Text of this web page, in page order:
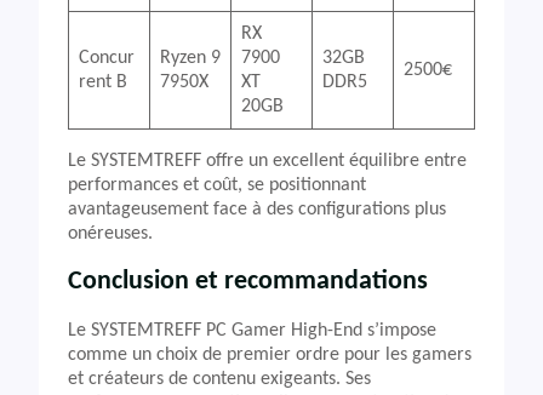
Concur
rent B
Ryzen 9
7950X
RX
7900
XT
20GB
32GB
DDR5
2500€
Le SYSTEMTREFF offre un excellent équilibre entre
performances et coût, se positionnant
avantageusement face à des configurations plus
onéreuses.
Conclusion et recommandations
Le SYSTEMTREFF PC Gamer High-End s’impose
comme un choix de premier ordre pour les gamers
et créateurs de contenu exigeants. Ses